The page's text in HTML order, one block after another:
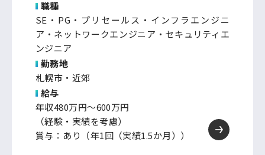
職種
SE・PG・プリセールス・インフラエンジニ
ア・ネットワークエンジニア・セキュリティエ
ンジニア
勤務地
札幌市・近郊
給与
年収480万円～600万円
（経験・実績を考慮）
賞与：あり（年1回（実績1.5か月））